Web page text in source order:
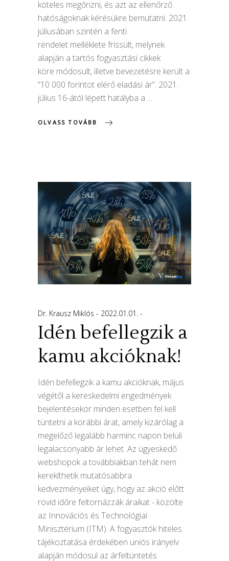
köteles megőrizni, és azt az ellenőrző
hatóságoknak kérésükre bemutatni. 2021.
júliusában szintén a fenti
rendelet melléklete frissült, melynek
alapján a tartós fogyasztási cikkek
köre módosult, illetve bevezetésre került a
“10 000 forintot elérő eladási ár”. 2021.
július 16-ától lépett hatályba a
OLVASS TOVÁBB
Dr. Krausz Miklós 2022.01.01.
Idén befellegzik a
kamu akcióknak!
Idén befellegzik a kamu akcióknak, május
végétől a kereskedelmi engedmények
bejelentésekor minden esetben fel kell
tüntetni a korábbi árat, amely kizárólag a
megelőző legalább harminc napon belüli
legalacsonyabb ár lehet. Az ügyeskedő
webshopok a továbbiakban tehát nem
kerekíthetik mutatósabbra
kedvezményeiket úgy, hogy az akció előtt
rövid időre feltornázzák áraikat - közölte
az Innovációs és Technológiai
Minisztérium (ITM). A fogyasztók hiteles
tájékoztatása érdekében uniós irányelv
alapján módosul az árfeltüntetés